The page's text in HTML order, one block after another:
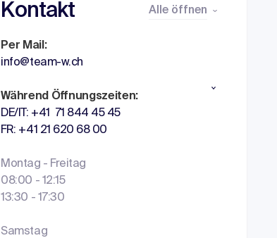
Kontakt Alle öffnen
Per Mail:
info@team-w.ch
Während Öffnungszeiten:
DE/IT: +41 71 844 45 45
FR: +41 21 620 68 00
Montag - Freitag
08:00 - 12:15
13:30 - 17:30
Samstag